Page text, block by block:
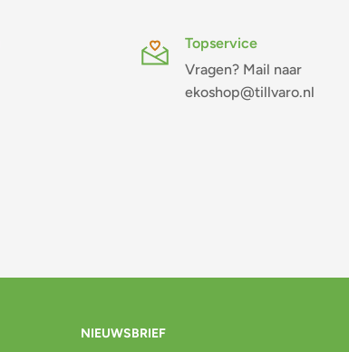
Topservice
Vragen? Mail naar
ekoshop@tillvaro.nl
NIEUWSBRIEF